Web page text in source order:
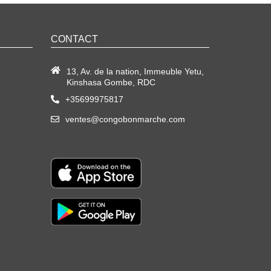
CONTACT
13, Av. de la nation, Immeuble Yetu,
Kinshasa Gombe, RDC
+35699975817
ventes@congobonmarche.com